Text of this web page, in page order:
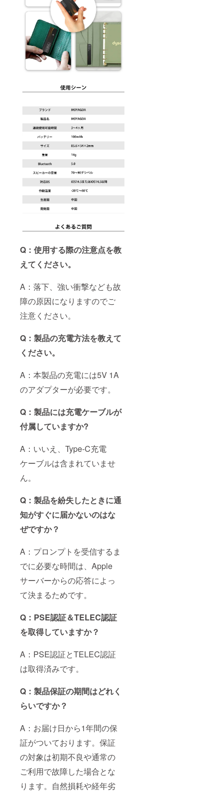
Q：使用する際の注意点を教
えてください。
A：落下、強い衝撃なども故
障の原因になりますのでご
注意ください。
Q：製品の充電方法を教えて
ください。
A：本製品の充電には5V 1A
のアダプターが必要です。
Q：製品には充電ケーブルが
付属していますか?
A：いいえ、Type-C充電
ケーブルは含まれていませ
ん。
Q：製品を紛失したときに通
知がすぐに届かないのはな
ぜですか？
A：プロンプトを受信するま
でに必要な時間は、Apple
サーバーからの応答によっ
て決まるためです。
Q：PSE認証＆TELEC認証
を取得していますか？
A：PSE認証とTELEC認証
は取得済みです。
Q：製品保証の期間はどれく
らいですか？
A：お届け日から1年間の保
証がついております。保証
の対象は初期不良や通常の
ご利用で故障した場合とな
ります。自然損耗や経年劣